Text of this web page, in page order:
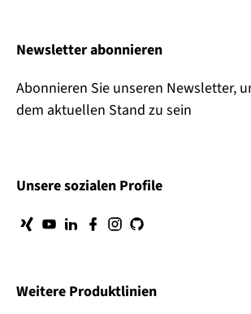
Newsletter abonnieren
Abonnieren Sie unseren Newsletter,
dem aktuellen Stand zu sein
Unsere sozialen Profile
Weitere Produktlinien